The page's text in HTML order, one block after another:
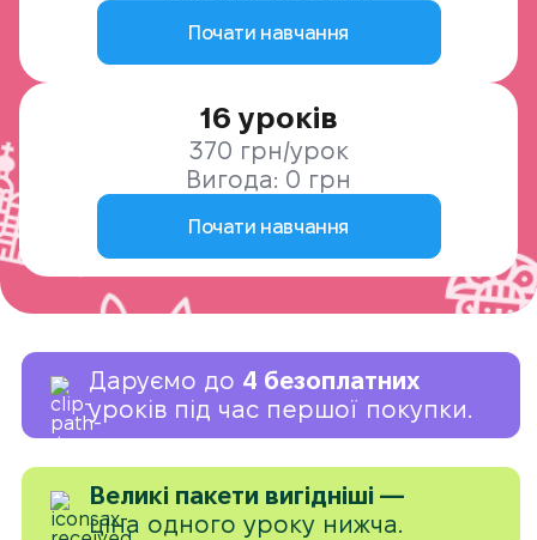
Почати навчання
16 уроків
370 грн/урок
Вигода: 0 грн
Почати навчання
Даруємо до 4 безоплатних
уроків під час першої покупки.
Великі пакети вигідніші —
ціна одного уроку нижча.